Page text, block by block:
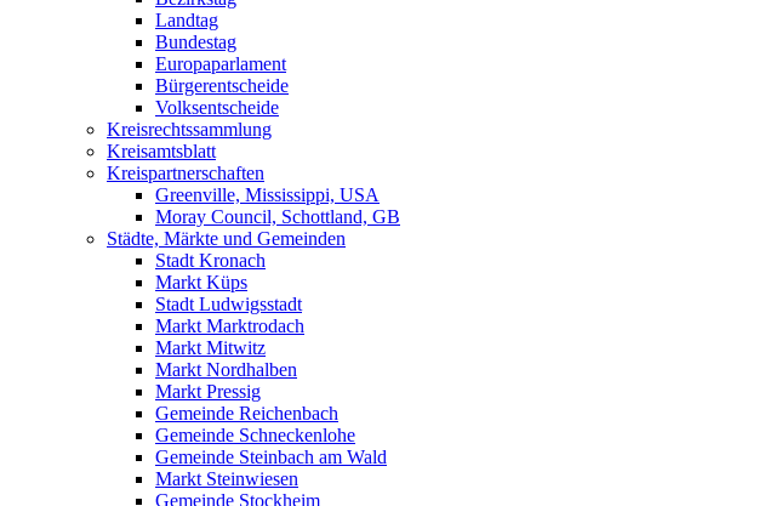
Landtag
Bundestag
Europaparlament
Bürgerentscheide
Volksentscheide
Kreisrechtssammlung
Kreisamtsblatt
Kreispartnerschaften
Greenville, Mississippi, USA
Moray Council, Schottland, GB
Städte, Märkte und Gemeinden
Stadt Kronach
Markt Küps
Stadt Ludwigsstadt
Markt Marktrodach
Markt Mitwitz
Markt Nordhalben
Markt Pressig
Gemeinde Reichenbach
Gemeinde Schneckenlohe
Gemeinde Steinbach am Wald
Markt Steinwiesen
Gemeinde Stockheim